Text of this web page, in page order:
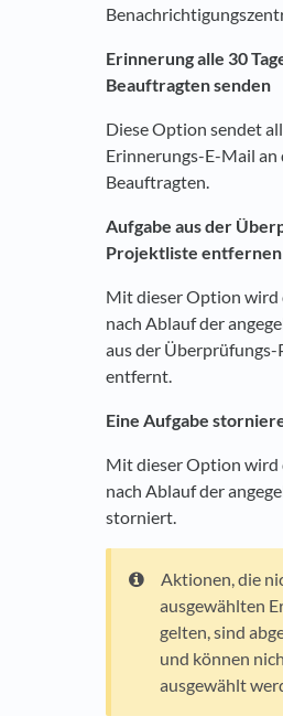
Erinnerung alle 30
Beauftragten senden
Diese Option sendet
Erinnerungs-E-Mail an
Beauftragten.
Aufgabe aus der
Projektliste entfernen
Mit dieser Option wird
nach Ablauf der
aus der
entfernt.
Eine Aufgabe
Mit dieser Option wird
nach Ablauf der
storniert.
Aktionen, die
ausgewählten
gelten, sind
und können
ausgewählt